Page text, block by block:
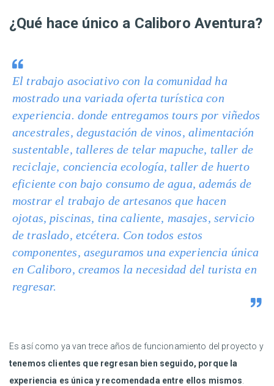
¿Qué hace único a Caliboro Aventura?
El trabajo asociativo con la comunidad ha
mostrado una variada oferta turística con
experiencia. donde entregamos tours por viñedos
ancestrales, degustación de vinos, alimentación
sustentable, talleres de telar mapuche, taller de
reciclaje, conciencia ecología, taller de huerto
eficiente con bajo consumo de agua, además de
mostrar el trabajo de artesanos que hacen
ojotas, piscinas, tina caliente, masajes, servicio
de traslado, etcétera. Con todos estos
componentes, aseguramos una experiencia única
en Caliboro, creamos la necesidad del turista en
regresar.
Es así como ya van trece años de funcionamiento del proyecto y
tenemos clientes que regresan bien seguido, porque la
experiencia es única y recomendada entre ellos mismos